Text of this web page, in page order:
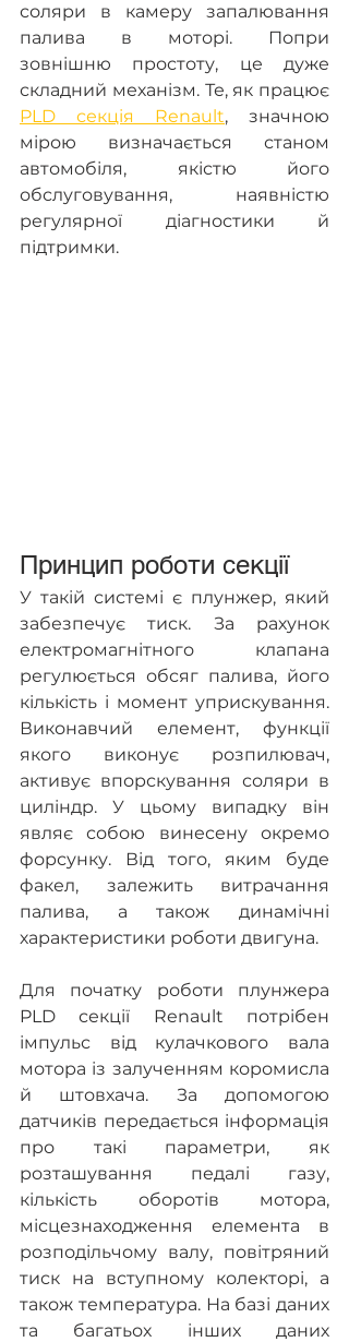
соляри в камеру запалювання
палива в моторі. Попри
зовнішню простоту, це дуже
PLD секція Renault, значною
мірою визначається станом
автомобіля, якістю його
обслуговування, наявністю
регулярної діагностики й
підтримки.
Принцип роботи секції
У такій системі є плунжер, який
забезпечує тиск. За рахунок
електромагнітного клапана
регулюється обсяг палива, його
кількість і момент уприскування.
Виконавчий елемент, функції
якого виконує розпилювач,
активує впорскування соляри в
циліндр. У цьому випадку він
являє собою винесену окремо
форсунку. Від того, яким буде
факел, залежить витрачання
палива, а також динамічні
характеристики роботи двигуна.
Для початку роботи плунжера
PLD секції Renault потрібен
імпульс від кулачкового вала
мотора із залученням коромисла
й штовхача. За допомогою
датчиків передається інформація
про такі параметри, як
розташування педалі газу,
кількість оборотів мотора,
місцезнаходження елемента в
розподільчому валу, повітряний
тиск на вступному колекторі, а
також температура. На базі даних
та багатьох інших даних